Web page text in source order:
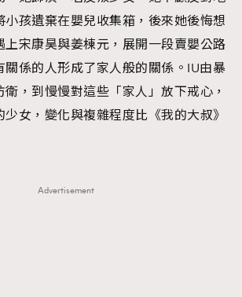
小孩遺棄在嬰兒收集箱，後來她後悔想
上宋康昊與姜棟元，展開一段賣嬰公路
關係的人形成了家人般的關係。IU由暴
，到慢慢對這些「家人」放下戒心，
女，變化與複雜程度比《我的大叔》
Advertisement